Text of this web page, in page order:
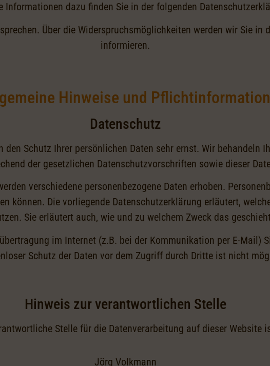
Informationen dazu finden Sie in der folgenden
Über die Widerspruchsmöglichkeiten werden wir Sie in
informieren.
Hinweise und
Datenschutz
den Schutz Ihrer persönlichen Daten sehr ernst. Wir behandeln
der gesetzlichen Datenschutzvorschriften sowie dieser
verschiedene personenbezogene Daten erhoben.
können. Die vorliegende Datenschutzerklärung erläutert,
Sie erläutert auch, wie und zu welchem Zweck das
im Internet (z.B. bei der Kommunikation per E-Mail)
Schutz der Daten vor dem Zugriff durch Dritte ist nicht
Hinweis zur verantwortlichen Stelle
Stelle für die Datenverarbeitung auf dieser Website
Jörg Volkmann